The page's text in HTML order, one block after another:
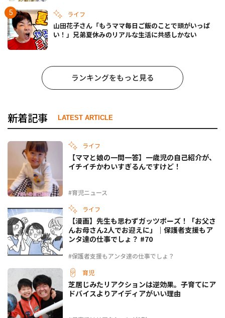
ライフ
山田花子さん「もうママ毎日ご飯のことで頭がいっぱ
い！」兄弟夏休みのリアルな生活に共感しかない
ランキングをもっと見る
新着記事 LATEST ARTICLE
ライフ
#育児ニュース
【ママと娘の一問一答】一歳児の自己紹介が、
イチイチかわいすぎるんですけど！
ライフ
#保護者支援もアンタ達の仕事でしょ？
【漫画】先生も思わずガッツポーズ！「お父さ
んお母さん2人でお迎えに」｜保護者支援もア
ンタ達の仕事でしょ？ #70
育児
芝居じみたリアクションは逆効果。子育てにア
ドバイスよりアイディアがいい理由